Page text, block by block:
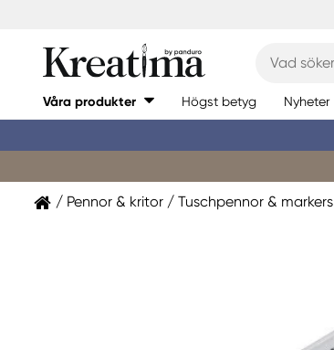
Våra produkter Högst betyg Nyheter
Pennor & kritor Tuschpennor & markers